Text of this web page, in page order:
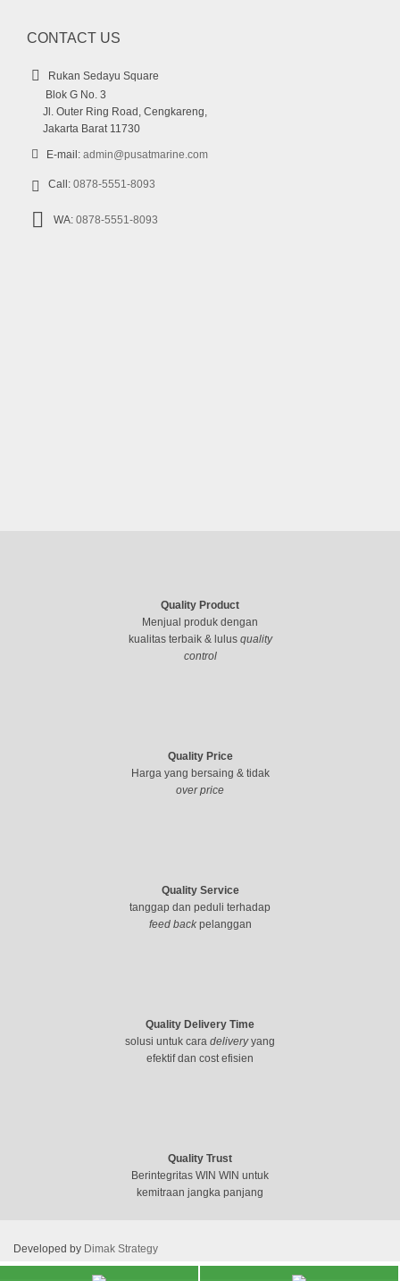
CONTACT US
Rukan Sedayu Square
Blok G No. 3
Jl. Outer Ring Road, Cengkareng,
Jakarta Barat 11730
E-mail: admin@pusatmarine.com
Call: 0878-5551-8093
WA: 0878-5551-8093
Quality Product
Menjual produk dengan
kualitas terbaik & lulus quality
control
Quality Price
Harga yang bersaing & tidak
over price
Quality Service
tanggap dan peduli terhadap
feed backpelanggan
Quality Delivery Time
solusi untuk cara deliveryyang
efektif dan cost efisien
Quality Trust
Berintegritas WIN WIN untuk
kemitraan jangka panjang
Developed by Dimak Strategy